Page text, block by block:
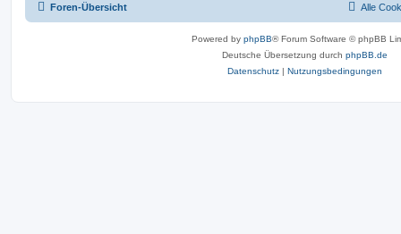
Foren-Übersicht Alle
Powered by phpBB® Forum Software © phpBB
Deutsche Übersetzung durch phpBB.de
Datenschutz | Nutzungsbedingungen